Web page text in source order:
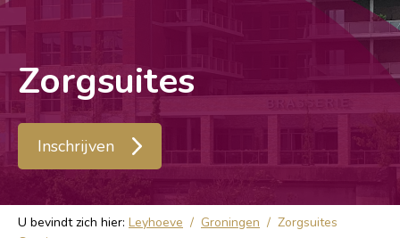
Zorgsuites
Inschrijven
U bevindt zich hier: Leyhoeve / Groningen / Zorgsuites